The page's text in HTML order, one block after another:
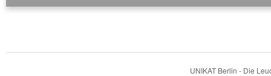
UNIKAT Berlin - Die